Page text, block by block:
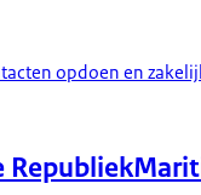
opdoen en
Republiek